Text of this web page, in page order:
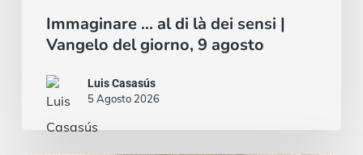
Immaginare … al di là dei sensi |
Vangelo del giorno, 9 agosto
Luis Casasús
5 Agosto 2026